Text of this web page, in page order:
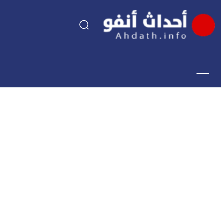
اقتصاد